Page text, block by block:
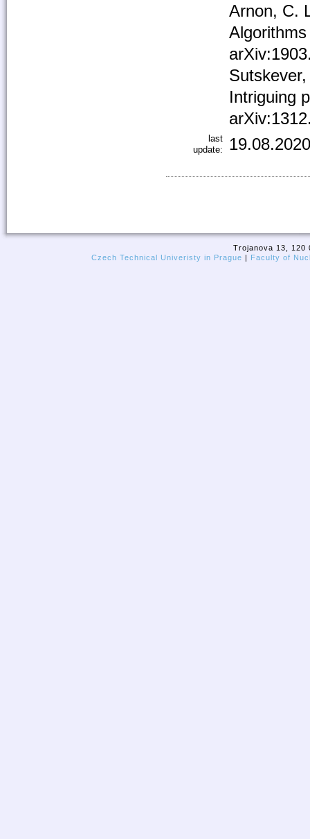
Arnon, C.
Intriguing
last
update:
Trojanova 13, 120
Czech Technical Univeristy in Prague
Faculty of